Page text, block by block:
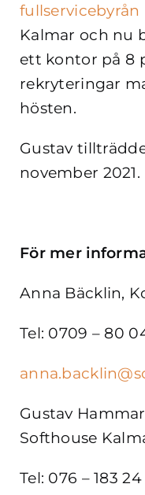
fullservicebyrån
Kalmar och nu
ett kontor på 8
rekryteringar
hösten.
Gustav
november 2021.
För mer
Anna Bäcklin,
Tel: 0709 – 80
Gustav
Softhouse
Tel: 076 – 183